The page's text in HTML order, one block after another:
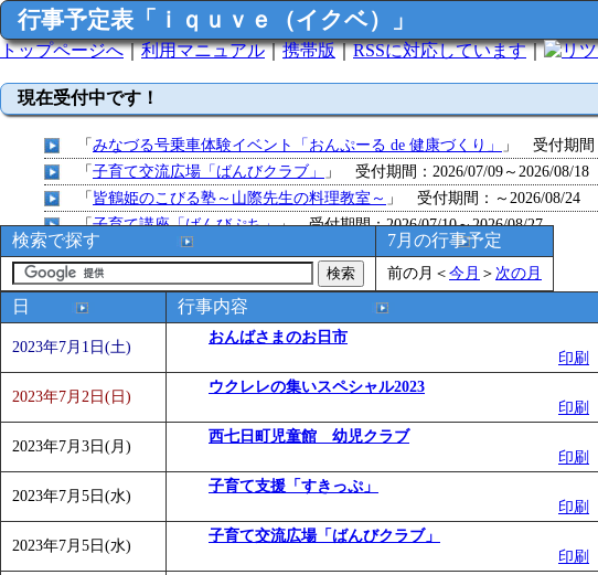
行事予定表「ｉｑｕｖｅ（イクベ）」
トップページへ｜利用マニュアル｜携帯版｜RSSに対応しています｜
現在受付中です！
「みなづる号乗車体験イベント「おんぷーる de 健康づくり」
」 受付期間
「子育て交流広場「ばんびクラブ」
」 受付期間：2026/07/09～2026/08/18
「皆鶴姫のこびる塾～山際先生の料理教室～ 」 受付期間：～2026/08/24
「子育て講座「ばんびぷち」」 受付期間：2026/07/10～2026/08/27
「 子育て交流広場「ばんびクラブ」
」 受付期間：2026/07/13～2026/08/28
「子育て交流広場「ばんびクラブ」
」 受付期間：2026/08/10～2026/09/01
「
赤ちゃん子育て講座「ばんびぷち」
」 受付期間：2026/08/10～2026/09/07
赤ちゃん子育て講座「ばんびぷち」」 受付期間：2026/08/10～2026/09/11
「まだまだ暑い！コミプの夏！！第11回 水中レクリエーション 障害物競
皆鶴姫のこびる塾～山際先生の料理教室～」 受付期間：～2026/09/14
「みなづる号乗車体験イベント「おんぷーる de 健康づくり」
」 受付期間
「堂島地区歴史ウオークの参加者を募集します」 受付期間：～2026/09/30
」 受付期間
「皆鶴姫のこびる塾～山際先生の料理教室～
」 受付期間
検索で探す 7月の行事予定
前の月 ＜今月 ＞ 次の月
日 行事内容
2023年7月1日(土)
おんばさまのお日市
印刷
2023年7月2日(日)
ウクレレの集いスペシャル2023
印刷
2023年7月3日(月)
西七日町児童館 幼児クラブ
印刷
2023年7月5日(水)
子育て支援「すきっぷ」
印刷
2023年7月5日(水)
子育て交流広場「ばんびクラブ」
印刷